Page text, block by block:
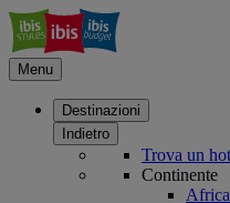
Menu
Destinazioni
Indietro
Trova un
Continente
Africa